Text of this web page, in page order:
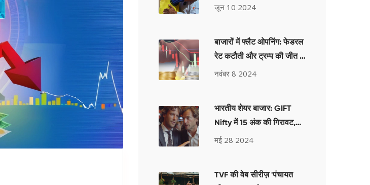
आंसू, IND बनाम PAK मैच के
जून 10 2024
बाजारों में फ्लैट ओपनिंग: फेडरल
रेट कटौती और ट्रम्प की जीत से
प्रभावित ग्लोबल सेंटीमेंट
नवंबर 8 2024
भारतीय शेयर बाजार: GIFT
Nifty में 15 अंक की गिरावट,
आज के सत्र के लिए ट्रेडिंग
मई 28 2024
TVF की वेब सीरीज़ 'पंचायत